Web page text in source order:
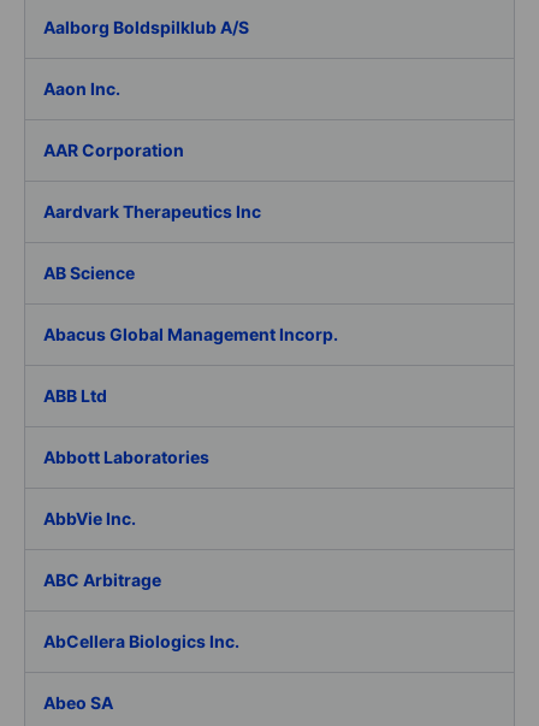
Aalborg Boldspilklub A/S
Aaon Inc.
AAR Corporation
Aardvark Therapeutics Inc
AB Science
Abacus Global Management Incorp.
ABB Ltd
Abbott Laboratories
AbbVie Inc.
ABC Arbitrage
AbCellera Biologics Inc.
Abeo SA